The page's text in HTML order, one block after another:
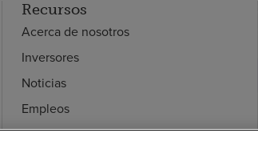
Recursos
Acerca de nosotros
Inversores
Noticias
Empleos
Empleados